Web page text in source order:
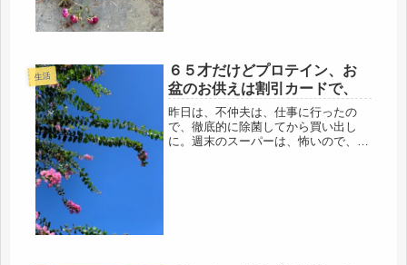
生活
６５才だけどプロテイン、お
盆のお供えは割引カードで、
昨日は、不仲夫は、仕事に行ったの
で、徹底的に除菌してから買い出し
に。週末のスーパーは、怖いので、開